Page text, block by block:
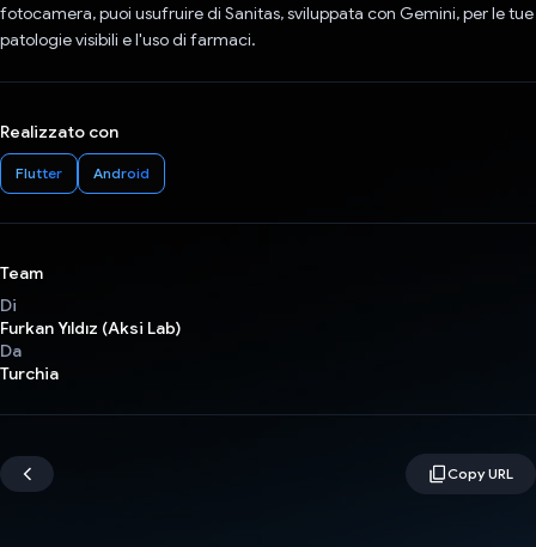
fotocamera, puoi usufruire di Sanitas, sviluppata con Gemini, per le tue
patologie visibili e l'uso di farmaci.
Realizzato con
Flutter Android
Team
Di
Furkan Yıldız (Aksi Lab)
Da
Turchia